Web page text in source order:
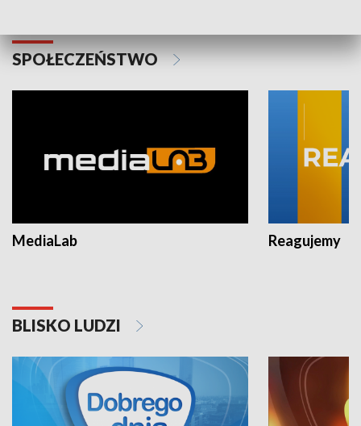
SPOŁECZEŃSTWO
MediaLab Reagujemy
BLISKO LUDZI